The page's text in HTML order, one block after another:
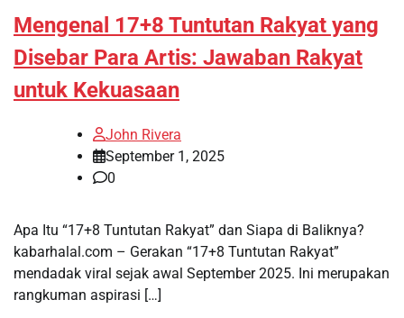
Mengenal 17+8 Tuntutan Rakyat yang
Disebar Para Artis: Jawaban Rakyat
untuk Kekuasaan
John Rivera
September 1, 2025
0
Apa Itu “17+8 Tuntutan Rakyat” dan Siapa di Baliknya?
kabarhalal.com – Gerakan “17+8 Tuntutan Rakyat”
mendadak viral sejak awal September 2025. Ini merupakan
rangkuman aspirasi […]